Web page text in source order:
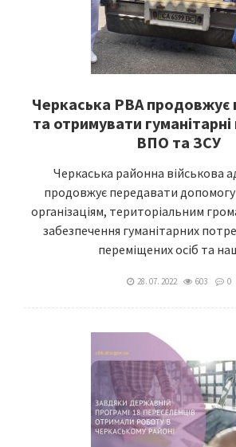
Черкаська РВА продовжує
та отримувати
ВПО та ЗСУ
Черкаська районна військова
продовжує передавати
організаціям, територіальним
забезпечення гуманітарних
переміщених осіб та
28. 07. 2022 603 0